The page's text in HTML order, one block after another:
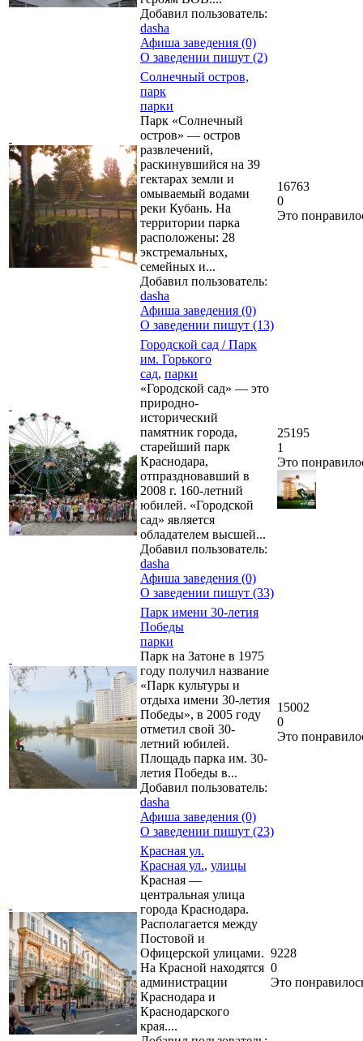
Добавил пользователь:
dasha
Афиша заведения (0)
О заведении пишут (2)
Солнечный остров,
парк
парки
Парк «Солнечный
остров» — остров
развлечений,
раскинувшийся на 39
гектарах земли и
омываемый водами
реки Кубань. На
территории парка
расположены: 28
экстремальных,
семейных и...
Добавил пользователь:
dasha
Афиша заведения (0)
О заведении пишут (13)
16763
0
Это
Городской сад / Парк
им. Горького
сад, парки
«Городской сад» — это
природно-
исторический
памятник города,
старейший парк
Краснодара,
отпраздновавший в
2008 г. 160-летний
юбилей. «Городской
сад» является
обладателем высшей...
Добавил пользователь:
dasha
Афиша заведения (0)
О заведении пишут (33)
25195
1
Это
Парк имени 30-летия
Победы
парки
Парк на Затоне в 1975
году получил название
«Парк культуры и
отдыха имени 30-летия
Победы», в 2005 году
отметил свой 30-
летний юбилей.
Площадь парка им. 30-
летия Победы в...
Добавил пользователь:
dasha
Афиша заведения (0)
О заведении пишут (23)
15002
0
Это
Красная ул.
Красная ул., улицы
Красная —
центральная улица
города Краснодара.
Располагается между
Постовой и
Офицерской улицами.
На Красной находятся
администрации
Краснодара и
Краснодарского
края....
9228
0
Это